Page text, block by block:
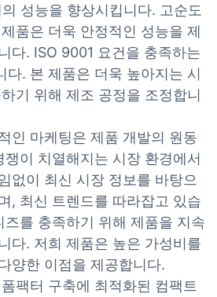
성능을 향상시킵니다. 고순도
품은 더욱 안정적인 성능을 제
다. ISO 9001 요건을 충족하는
다. 본 제품은 더욱 높아지는 시
기 위해 제조 공정을 조정합니
인 마케팅은 제품 개발의 원동
이 치열해지는 시장 환경에서
없이 최신 시장 정보를 바탕으
, 최신 트렌드를 따라잡고 있습
즈를 충족하기 위해 제품을 지속
다. 저희 제품은 높은 가성비를
양한 이점을 제공합니다.
팩터 구축에 최적화된 컴팩트